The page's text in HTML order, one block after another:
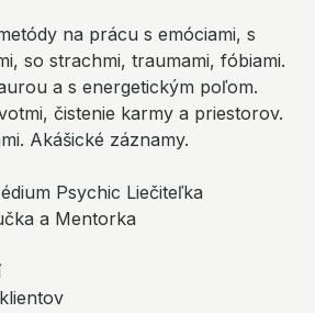
na prácu s emóciami, s
so strachmi, traumami, fóbiami.
a s energetickým poľom.
čistenie karmy a priestorov.
Akášické záznamy.
Psychic Liečiteľka
a Mentorka